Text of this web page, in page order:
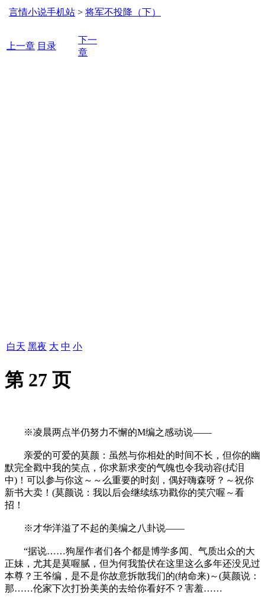
言情小说手机站 > 将军不投降（下）
上一章 目录
下一
章
白天 黑夜 大 中 小
第 27 页
※凌晨两点半仍努力不懈的M编之感动说——
亲爱的可爱的莫颜：虽然与你相处的时间不长，但你的幽
默完全戳中我的笑点，你求新求变的气魄也令我动容(拭泪
中)！可以参与你这～～么重要的时刻，偶好嗨森呀？～祝你
新书大卖！(莫颜说：我以后会继续练功戳你的笑穴喔～看
招！
※才华洋溢了不起的美编之八卦说——
“据说……狗屋作者们各个都是博学多闻、气质出众的大
正妹，尤其是莫喔腻，但为何我蛰伏在这里这么多年还没见过
本尊？王爷编，是不是你故意拆散我们的(纳命来)～(莫颜说：
那……伦家下次打扮美美的去给你看好不？害羞……